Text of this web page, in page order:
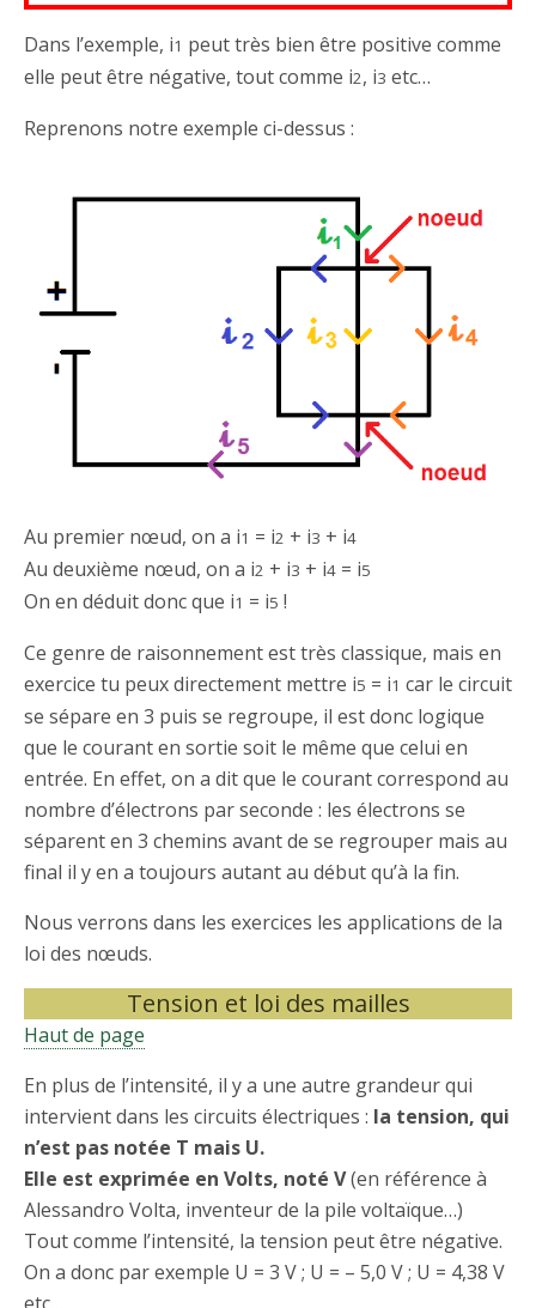
Dans l’exemple, i1 peut très bien être positive comme
elle peut être négative, tout comme i2, i3 etc…
Reprenons notre exemple ci-dessus :
Au premier nœud, on a i1 = i2 + i3 + i4
Au deuxième nœud, on a i2 + i3 + i4 = i5
On en déduit donc que i1 = i5 !
Ce genre de raisonnement est très classique, mais en
exercice tu peux directement mettre i5 = i1 car le circuit
se sépare en 3 puis se regroupe, il est donc logique
que le courant en sortie soit le même que celui en
entrée. En effet, on a dit que le courant correspond au
nombre d’électrons par seconde : les électrons se
séparent en 3 chemins avant de se regrouper mais au
final il y en a toujours autant au début qu’à la fin.
Nous verrons dans les exercices les applications de la
loi des nœuds.
Tension et loi des mailles
Haut de page
En plus de l’intensité, il y a une autre grandeur qui
intervient dans les circuits électriques : la tension, qui
n’est pas notée T mais U.
Elle est exprimée en Volts, noté V(en référence à
Alessandro Volta, inventeur de la pile voltaïque…)
Tout comme l’intensité, la tension peut être négative.
On a donc par exemple U = 3 V ; U = – 5,0 V ; U = 4,38 V